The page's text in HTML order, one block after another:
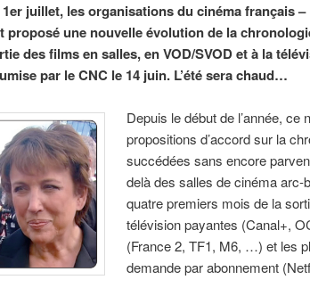
1er juillet, les organisations du cinéma français
proposé une nouvelle évolution de la
des films en salles, en VOD/SVOD et à la
par le CNC le 14 juin. L’été sera chaud…
Depuis le début de l’année, ce
propositions d’accord sur la
succédées sans encore
delà des salles de cinéma
quatre premiers mois de la
télévision payantes (Canal+,
(France 2, TF1, M6, …) et les
demande par abonnement